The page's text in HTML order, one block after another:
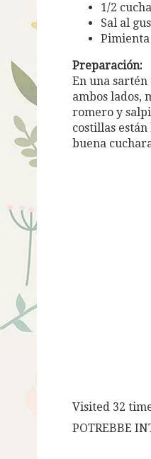
1/2
Sal al
Preparación:
En una
ambos lados,
romero y
costillas
buena
Visited 32
POTREBBE